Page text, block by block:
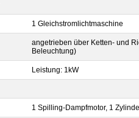
1 Gleichstromlichtmaschine
angetrieben über Ketten- und
Beleuchtung)
Leistung: 1kW
1 Spilling-Dampfmotor, 1